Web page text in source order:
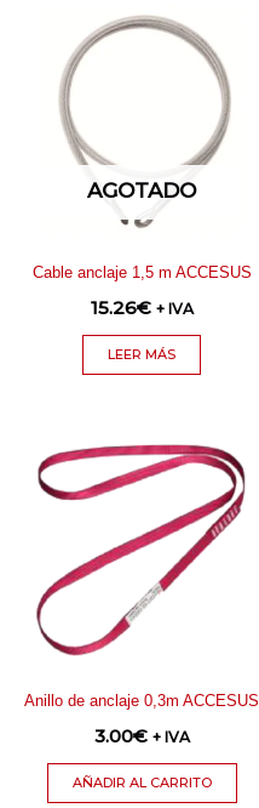
AGOTADO
Cable anclaje 1,5 m ACCESUS
15.26€ + IVA
LEER MÁS
Anillo de anclaje 0,3m ACCESUS
3.00€ + IVA
AÑADIR AL CARRITO